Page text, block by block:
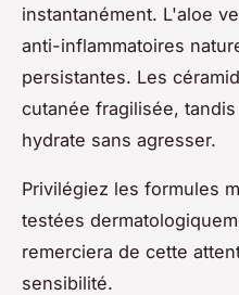
instantanément. L'aloe
anti-inflammatoires
persistantes. Les
cutanée fragilisée,
hydrate sans agresser.
Privilégiez les formules
testées
remerciera de cette
sensibilité.